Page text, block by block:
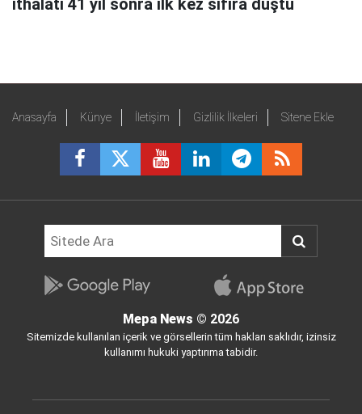
ithalatı 41 yıl sonra ilk kez sıfıra düştü
Anasayfa Künye İletişim Gizlilik İlkeleri Sitene Ekle
Mepa News © 2026
Sitemizde kullanılan içerik ve görsellerin tüm hakları saklıdır, izinsiz
kullanımı hukuki yaptırıma tabidir.